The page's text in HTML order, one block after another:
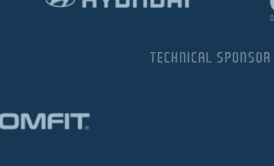
TECHNICAL SPONSOR